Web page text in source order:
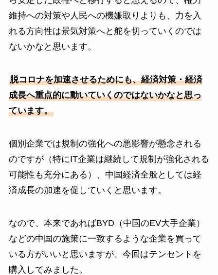
維持への対策や人民への機嫌取りよりも、力を入
れる方向性は景気対策へと舵を切っていくのでは
ないかなと思います。
脱コロナを加速させるためにも、経済対策・経済
成長へ重点的に動いていくのではないかなと思っ
ています。
個別企業では規制の強化への悪影響が懸念される
のですが（特にIT企業は継続して規制が強化される
可能性も充分にある）、中国経済全般としては経
済成長の加速を促していくと思います。
なので、本来であればBYD（中国のEV大手企業）
などの中国の施策に一致するような企業を買って
いる方がいいと思いますが、今回はテンセントを
購入してみました。